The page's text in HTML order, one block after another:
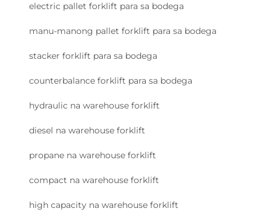
electric pallet forklift para sa bodega
manu-manong pallet forklift para sa bodega
stacker forklift para sa bodega
counterbalance forklift para sa bodega
hydraulic na warehouse forklift
diesel na warehouse forklift
propane na warehouse forklift
compact na warehouse forklift
high capacity na warehouse forklift